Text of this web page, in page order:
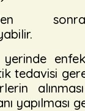
yerinde
tedavisi
yapılması